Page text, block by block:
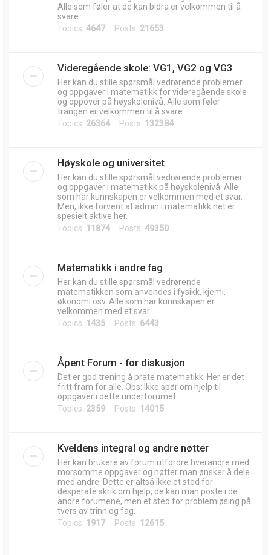
Alle som føler at de kan bidra er velkommen til å
svare.
Topics: 4647Posts: 21653
Videregående skole: VG1, VG2 og VG3
Her kan du stille spørsmål vedrørende problemer
og oppgaver i matematikk for videregående skole
og oppover på høyskolenivå. Alle som føler
trangen er velkommen til å svare.
Topics: 26364 Posts: 132384
Høyskole og universitet
Her kan du stille spørsmål vedrørende problemer
og oppgaver i matematikk på høyskolenivå. Alle
som har kunnskapen er velkommen med et svar.
Men, ikke forvent at admin i matematikk.net er
spesielt aktive her.
Topics: 11874 Posts: 49350
Matematikk i andre fag
Her kan du stille spørsmål vedrørende
matematikken som anvendes i fysikk, kjemi,
økonomi osv. Alle som har kunnskapen er
velkommen med et svar.
Topics: 1435 Posts: 6443
Åpent Forum - for diskusjon
Det er god trening å prate matematikk. Her er det
fritt fram for alle. Obs: Ikke spør om hjelp til
oppgaver i dette underforumet.
Topics: 2359 Posts: 14015
Kveldens integral og andre nøtter
Her kan brukere av forum utfordre hverandre med
morsomme oppgaver og nøtter man ønsker å dele
med andre. Dette er altså ikke et sted for
desperate skrik om hjelp, de kan man poste i de
andre forumene, men et sted for problemløsing på
tvers av trinn og fag.
Topics: 1917Posts: 12615